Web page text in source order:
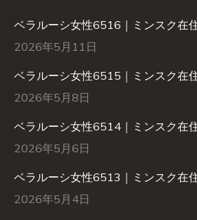
ベラルーシ女性6516｜ミンスク在
2026年5月11日
ベラルーシ女性6515｜ミンスク在
2026年5月8日
ベラルーシ女性6514｜ミンスク在
2026年5月6日
ベラルーシ女性6513｜ミンスク在
2026年5月4日